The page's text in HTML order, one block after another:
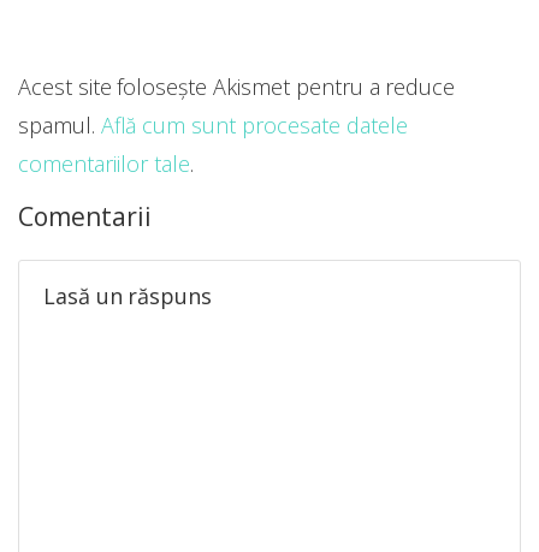
Comentarii
Lasă un răspuns
Acest site folosește Akismet pentru a reduce
spamul. Află cum sunt procesate datele
comentariilor tale.